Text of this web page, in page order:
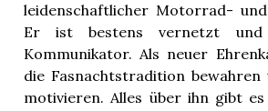
leidenschaftlicher Motorrad-
Er ist bestens vernetzt und
Kommunikator. Als neuer
die Fasnachtstradition bewahren
motivieren. Alles über ihn gibt